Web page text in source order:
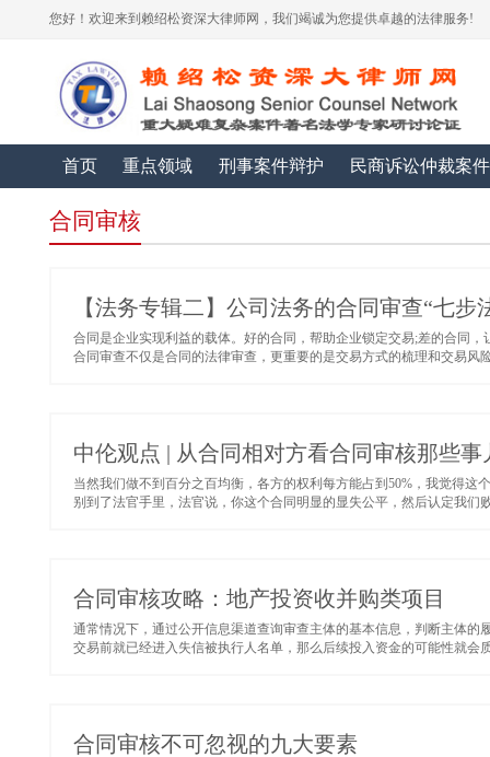
您好！欢迎来到赖绍松资深大律师网，我们竭诚为您提供卓越的法律服务!
首页 重点领域 刑事案件辩护 民商诉讼仲裁案件
合同审核
【法务专辑二】公司法务的合同审查“七步
合同是企业实现利益的载体。好的合同，帮助企业锁定交易;差的合同
合同审查不仅是合同的法律审查，更重要的是交易方式的梳理和交易风
中伦观点 | 从合同相对方看合同审核那些事
当然我们做不到百分之百均衡，各方的权利每方能占到50%，我觉得
别到了法官手里，法官说，你这个合同明显的显失公平，然后认定我们
合同审核攻略：地产投资收并购类项目
通常情况下，通过公开信息渠道查询审查主体的基本信息，判断主体
交易前就已经进入失信被执行人名单，那么后续投入资金的可能性就会
合同审核不可忽视的九大要素